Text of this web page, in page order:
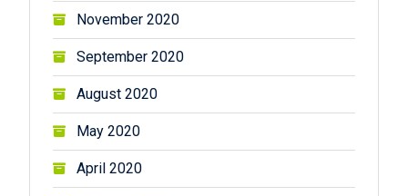
November 2020
September 2020
August 2020
May 2020
April 2020